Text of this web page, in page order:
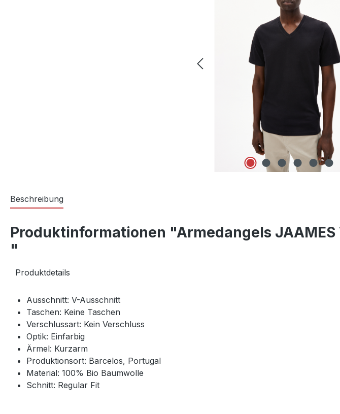
Beschreibung
Produktinformationen "Armedangels
"
Produktdetails
Ausschnitt: V-Ausschnitt
Taschen: Keine Taschen
Verschlussart: Kein Verschluss
Optik: Einfarbig
Ärmel: Kurzarm
Produktionsort: Barcelos, Portugal
Material: 100% Bio Baumwolle
Schnitt: Regular Fit